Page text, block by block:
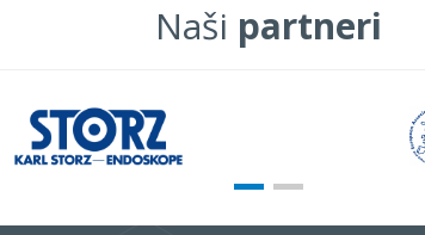
Naši partneri